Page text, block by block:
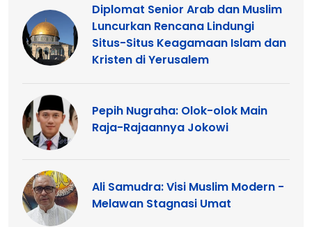
Diplomat Senior Arab dan Muslim
Luncurkan Rencana Lindungi
Situs-Situs Keagamaan Islam dan
Kristen di Yerusalem
Pepih Nugraha: Olok-olok Main
Raja-Rajaannya Jokowi
Ali Samudra: Visi Muslim Modern -
Melawan Stagnasi Umat